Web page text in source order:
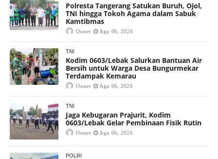
Polresta Tangerang Satukan Buruh, Ojol,
TNI hingga Tokoh Agama dalam Sabuk
Kamtibmas
Owner Agu 06, 2026
TNI
Kodim 0603/Lebak Salurkan Bantuan Air
Bersih untuk Warga Desa Bungurmekar
Terdampak Kemarau
Owner Agu 06, 2026
TNI
Jaga Kebugaran Prajurit, Kodim
0603/Lebak Gelar Pembinaan Fisik Rutin
Owner Agu 06, 2026
POLRI